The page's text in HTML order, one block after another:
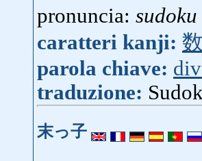
pronuncia: sudoku
caratteri kanji:
parola chiave:
traduzione:
末っ子